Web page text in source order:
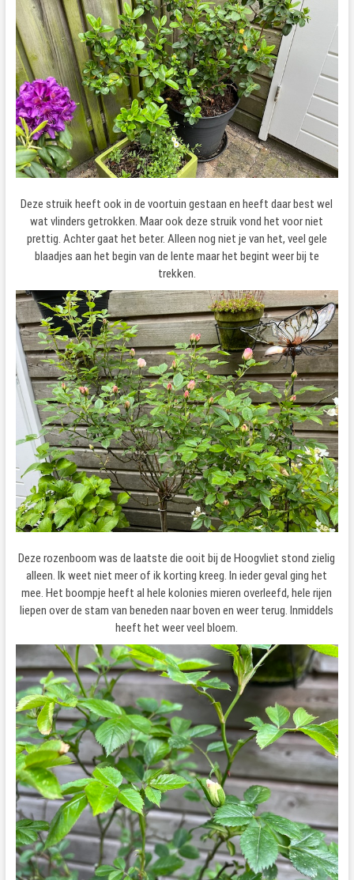
Deze struik heeft ook in de voortuin gestaan en heeft daar best wel
wat vlinders getrokken. Maar ook deze struik vond het voor niet
prettig. Achter gaat het beter. Alleen nog niet je van het, veel gele
blaadjes aan het begin van de lente maar het begint weer bij te
trekken.
Deze rozenboom was de laatste die ooit bij de Hoogvliet stond zielig
alleen. Ik weet niet meer of ik korting kreeg. In ieder geval ging het
mee. Het boompje heeft al hele kolonies mieren overleefd, hele rijen
liepen over de stam van beneden naar boven en weer terug. Inmiddels
heeft het weer veel bloem.